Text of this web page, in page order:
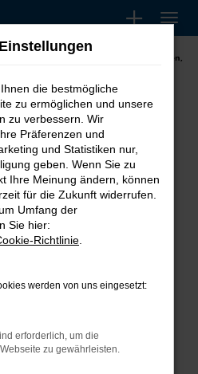
Opel Corsa kaufen, leasen,
für
– unsere
und
die bestmögliche
zu ermöglichen und unsere
zu verbessern. Wir
Präferenzen und
und Statistiken nur,
geben. Wenn Sie zu
Ihre Meinung ändern, können
für die Zukunft widerrufen.
Umfang der
Sie hier:
Richtlinie
werden von uns eingesetzt:
erforderlich, um die
zu gewährleisten.